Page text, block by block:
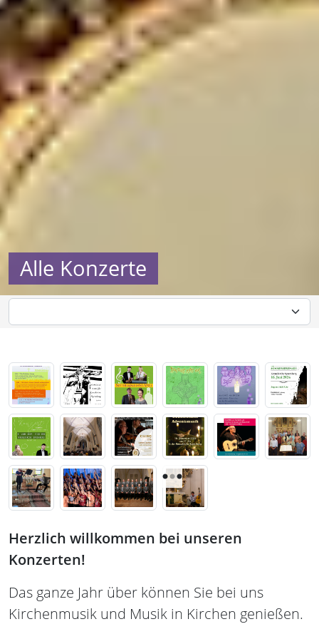
Alle Konzerte
Herzlich willkommen bei unseren
Konzerten!
Das ganze Jahr über können Sie bei uns
Kirchenmusik und Musik in Kirchen genießen.